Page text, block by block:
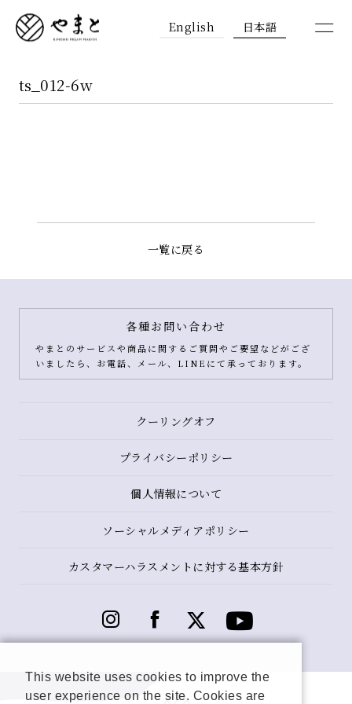
English 日本語
ts_012-6w
一覧に戻る
各種お問い合わせ
やまとのサービスや商品に関するご質問やご要望などがござ
いましたら、お電話、メール、LINEにて承っております。
クーリングオフ
プライバシーポリシー
個人情報について
ソーシャルメディアポリシー
カスタマーハラスメントに対する基本方針
This website uses cookies to improve the
user experience on the site. Cookies are